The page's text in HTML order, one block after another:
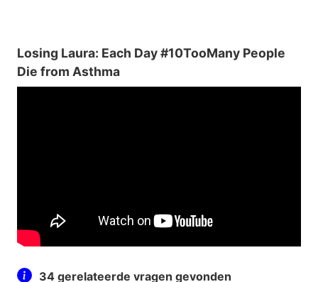
Losing Laura: Each Day #10TooMany People
Die from Asthma
34 gerelateerde vragen gevonden